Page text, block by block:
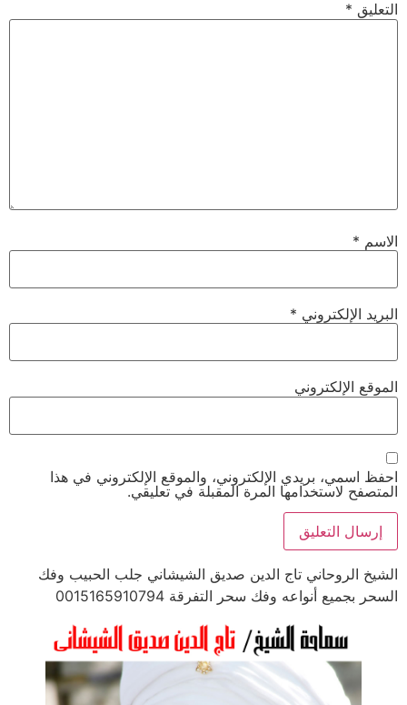
التعليق *
الاسم *
البريد الإلكتروني *
الموقع الإلكتروني
احفظ اسمي، بريدي الإلكتروني، والموقع الإلكتروني في هذا
المتصفح لاستخدامها المرة المقبلة في تعليقي.
الشيخ الروحاني تاج الدين صديق الشيشاني جلب الحبيب وفك
السحر بجميع أنواعه وفك سحر التفرقة 0015165910794